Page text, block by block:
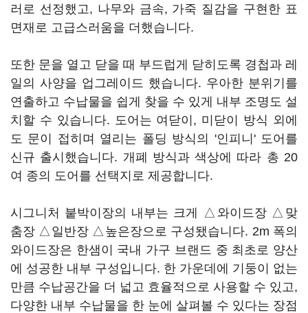
러로 선정했고, 나무와 금속, 가죽 질감을 구현한 표
면재로 고급스러움을 더했습니다.
또한 문을 열고 닫을 때 부드럽게 닫히도록 경첩과 레
일의 사양을 업그레이드 했습니다. 우아한 분위기를
연출하고 수납물을 쉽게 찾을 수 있게 내부 조명도 설
치할 수 있습니다. 도어는 여닫이, 미닫이 방식 외에
도 문이 접히며 열리는 폴딩 방식의 '인피니' 도어를
신규 출시했습니다. 개폐 방식과 색상에 따라 총 20
여 종의 도어를 선택지로 제공합니다.
시그니처 붙박이장의 내부는 크게 △와이드장 △맞
춤장 △일반장 △높은장으로 구성됐습니다. 2m 폭의
와이드장은 한샘이 국내 가구 브랜드 중 최초로 양산
에 성공한 내부 구성입니다. 한 가운데에 기둥이 없는
만큼 수납공간을 더 넓고 효율적으로 사용할 수 있고,
다양한 내부 수납물을 한 눈에 살펴볼 수 있다는 장점